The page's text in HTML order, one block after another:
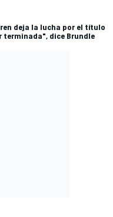
deja la lucha por el título
terminada", dice Brundle